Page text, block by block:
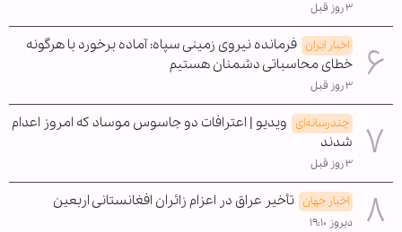
۳ روز قبل
اخبار ایران فرمانده نیروی زمینی سپاه: آماده برخورد با هرگونه
خطای محاسباتی دشمنان هستیم
۳ روز قبل
چندرسانه‌ای ویدیو | اعترافات دو جاسوس موساد که امروز اعدام
شدند
۳ روز قبل
اخبار جهان تأخیر عراق در اعزام زائران افغانستانی اربعین
دیروز ۱۹:۱۰